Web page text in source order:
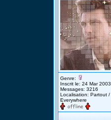
Genre:
Inscrit le: 24 Mar 2003
Messages: 3216
Localisation: Partout /
Everywhere